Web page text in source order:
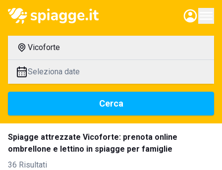
Vicoforte
Seleziona date
Cerca
Spiagge attrezzate Vicoforte: prenota online
ombrellone e lettino in spiagge per famiglie
36 Risultati